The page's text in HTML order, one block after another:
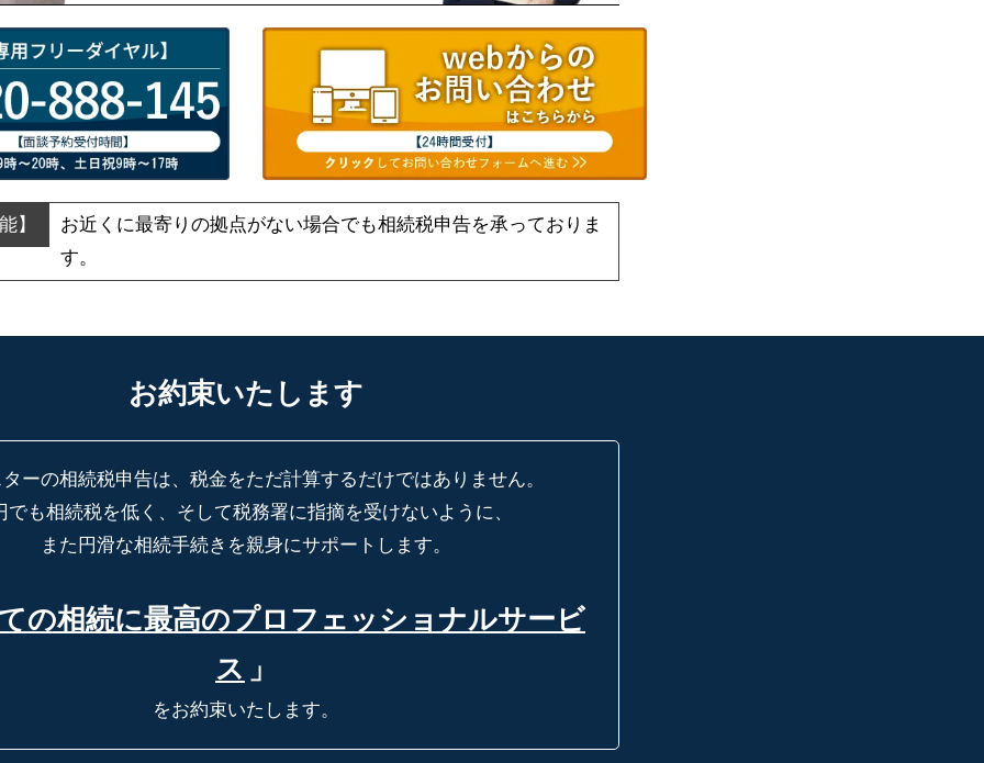
お近くに最寄りの拠点がない場合でも相続税申告を承っておりま
す。
お約束いたします
ーの相続税申告は、税金をただ計算するだけではありません。
でも相続税を低く、そして税務署に指摘を受けないように、
また円滑な相続手続きを親身にサポートします。
の相続に最高のプロフェッショナルサービ
ス 」
をお約束いたします。